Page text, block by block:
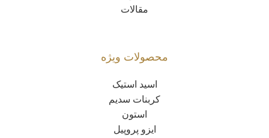
مقالات
محصولات ویژه
اسید استیک
کربنات سدیم
استون
ایزو پروپیل